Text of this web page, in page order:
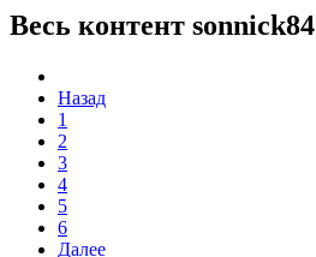
Весь контент sonnick84
Назад
1
2
3
4
5
6
Далее